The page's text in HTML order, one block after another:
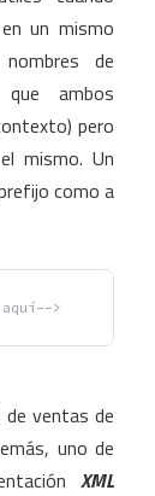
un mismo
de
ambos
pero
mismo. Un
como a
>
ventas de
uno de
XML